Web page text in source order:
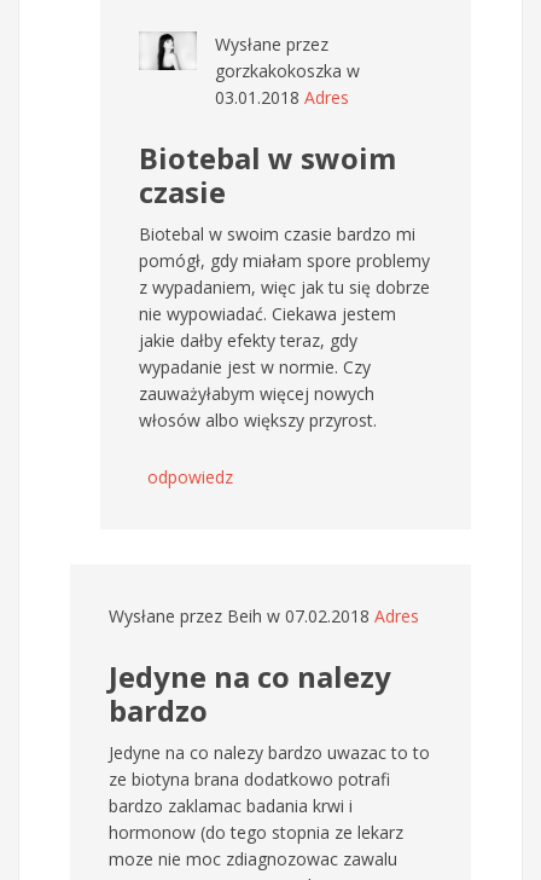
Wysłane przez
gorzkakokoszka w
03.01.2018 Adres
Biotebal w swoim
czasie
Biotebal w swoim czasie bardzo mi
pomógł, gdy miałam spore problemy
z wypadaniem, więc jak tu się dobrze
nie wypowiadać. Ciekawa jestem
jakie dałby efekty teraz, gdy
wypadanie jest w normie. Czy
zauważyłabym więcej nowych
włosów albo większy przyrost.
odpowiedz
Wysłane przez Beih w 07.02.2018 Adres
Jedyne na co nalezy
bardzo
Jedyne na co nalezy bardzo uwazac to to
ze biotyna brana dodatkowo potrafi
bardzo zaklamac badania krwi i
hormonow (do tego stopnia ze lekarz
moze nie moc zdiagnozowac zawalu